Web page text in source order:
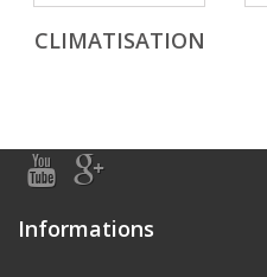
CLIMATISATION
Informations